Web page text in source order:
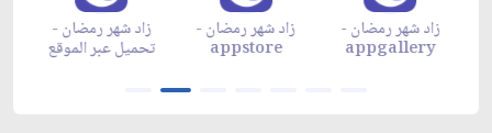
زاد شهر رمضان -
تحميل عبر الموقع
زاد شهر رمضان -
appstore
زاد شهر رمضان -
appgallery